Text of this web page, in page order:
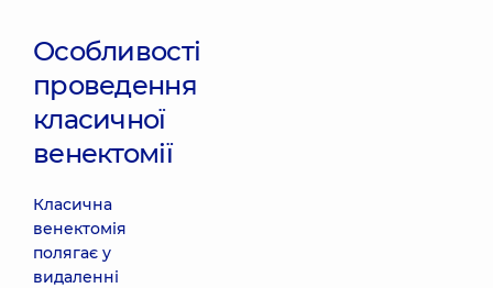
Особливості
проведення
класичної
венектомії
Класична
венектомія
полягає у
видаленні